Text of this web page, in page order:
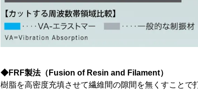
◆FRF製法（Fusion of Resin and Filament）
樹脂を高密度充填させて繊維間の隙間を無くすこと